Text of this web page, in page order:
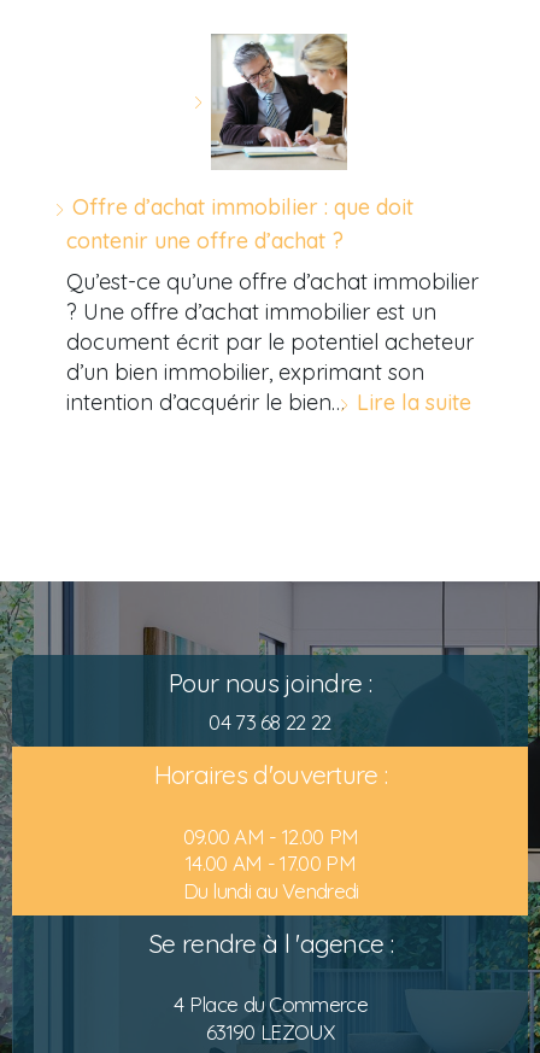
Offre d’achat immobilier : que doit
contenir une offre d’achat ?
Qu’est-ce qu’une offre d’achat immobilier
? Une offre d’achat immobilier est un
document écrit par le potentiel acheteur
d’un bien immobilier, exprimant son
intention d’acquérir le bien… Lire la suite
Pour nous joindre :
04 73 68 22 22
Horaires d'ouverture :
09.00 AM - 12.00 PM
14.00 AM - 17.00 PM
Du lundi au Vendredi
Se rendre à l 'agence :
4 Place du Commerce
63190 LEZOUX